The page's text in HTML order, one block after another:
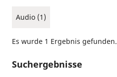
Audio (1)
Es wurde 1 Ergebnis gefunden.
Suchergebnisse